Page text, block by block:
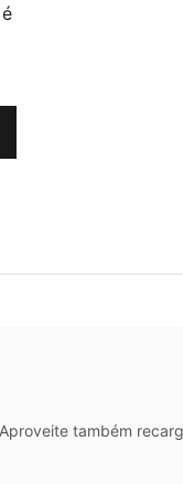
também